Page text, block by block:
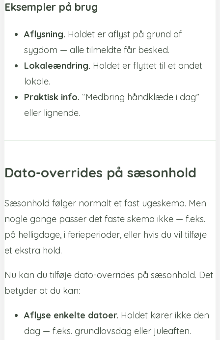
Eksempler på brug
Aflysning. Holdet er aflyst på grund af
sygdom — alle tilmeldte får besked.
Lokaleændring. Holdet er flyttet til et andet
lokale.
Praktisk info. “Medbring håndklæde i dag”
eller lignende.
Dato-overrides på sæsonhold
Sæsonhold følger normalt et fast ugeskema. Men
nogle gange passer det faste skema ikke — f.eks.
på helligdage, i ferieperioder, eller hvis du vil tilføje
et ekstra hold.
Nu kan du tilføje dato-overrides på sæsonhold. Det
betyder at du kan:
Aflyse enkelte datoer. Holdet kører ikke den
dag — f.eks. grundlovsdag eller juleaften.